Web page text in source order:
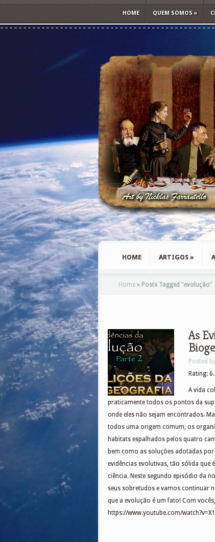
HOME QUEM SOMOS »
HOME ARTIGOS »
Home » Posts Tagged "evolução"
As
Posted
Rating:
A vida
praticamente todos os pontos da
onde eles não sejam encontrados.
todos uma origem comum, os
habitats espalhados pelos quatro
bem como as soluções adotadas
evidências evolutivas, tão sólida que
ciência. Neste segundo episódio da
seus sobretudos e vamos continuar
que a evolução é um fato! Com
https://www.youtube.com/